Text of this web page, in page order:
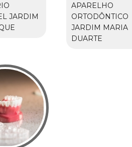
JARDIM
APARELHO
ORTODÔNTICO
JARDIM MARIA
DUARTE